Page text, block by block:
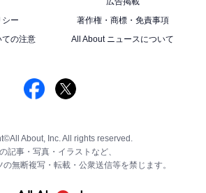
シー
著作権・商標・免責事項
の注意
All About ニュースについて
About, Inc. All rights reserved.
記事・写真・イラストなど、
無断複写・転載・公衆送信等を禁じます。